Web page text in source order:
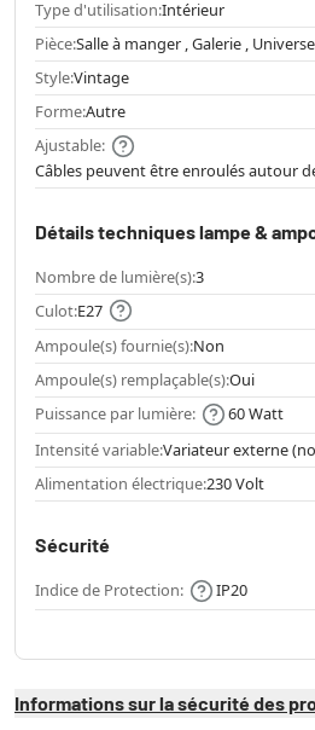
Type d'utilisation:Intérieur
Pièce:Salle à manger , Galerie ,
Style:Vintage
Forme:Autre
Ajustable:
Câbles peuvent être enroulés autour
Détails techniques lampe &
Nombre de lumière(s):3
Culot:E27
Ampoule(s) fournie(s):Non
Ampoule(s) remplaçable(s):Oui
Puissance par lumière:
60 Watt
Intensité variable:Variateur externe
Alimentation électrique:230 Volt
Sécurité
Indice de Protection: IP20
Informations sur la sécurité des